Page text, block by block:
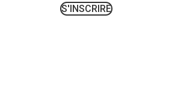
S'INSCRIRE